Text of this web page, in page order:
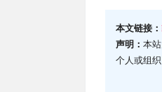
本文链接：
声明： 本
个人或组